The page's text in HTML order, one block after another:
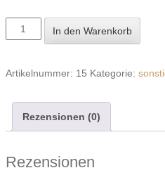
Menge
In den Warenkorb
Artikelnummer: 15 Kategorie:
Rezensionen (0)
Rezensionen